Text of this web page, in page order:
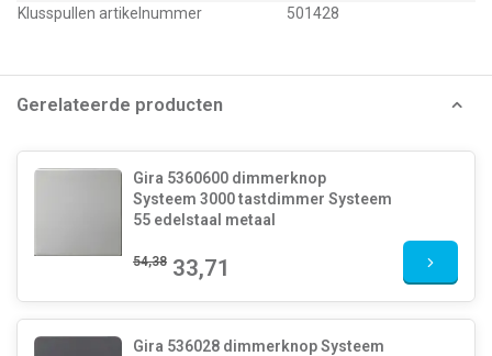
Klusspullen artikelnummer
501428
Gerelateerde producten
Gira 5360600 dimmerknop
Systeem 3000 tastdimmer Systeem
55 edelstaal metaal
54,38 33,71
Gira 536028 dimmerknop Systeem